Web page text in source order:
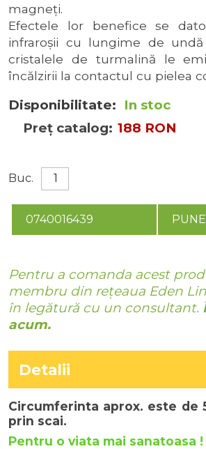
magneți.
Efectele lor benefice se
infraroşii cu lungime de
cristalele de turmalină le
încălzirii la contactul cu pielea
Disponibilitate:
In stoc
Preț catalog: 188 RON
Buc.
0740016439
Pentru a comanda acest
membru din rețeaua Eden
în legătură cu un consultant.
acum.
Detalii
Circumferinta aprox. este de
prin scai.
Pentru o viata mai sanatoasa !